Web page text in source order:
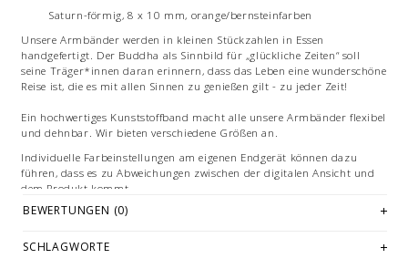
Saturn-förmig, 8 x 10 mm, orange/bernsteinfarben
Unsere Armbänder werden in kleinen Stückzahlen in Essen
handgefertigt. Der Buddha als Sinnbild für „glückliche Zeiten“ soll
seine Träger*innen daran erinnern, dass das Leben eine wunderschöne
Reise ist, die es mit allen Sinnen zu genießen gilt - zu jeder Zeit!
Ein hochwertiges Kunststoffband macht alle unsere Armbänder flexibel
und dehnbar. Wir bieten verschiedene Größen an.
Individuelle Farbeinstellungen am eigenen Endgerät können dazu
führen, dass es zu Abweichungen zwischen der digitalen Ansicht und
dem Produkt kommt.
Bilddarstellung: beispielhafte Aufnahme eines Armbandes von 18
sind nicht Angebotsbestandteil. Gleiches gilt für Beispiele von
BEWERTUNGEN (0)
SCHLAGWORTE